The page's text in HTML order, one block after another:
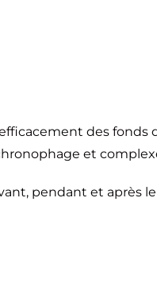
des fonds
et
pendant et après